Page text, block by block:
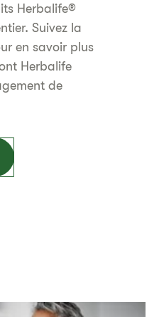
Herbalife®
Suivez la
en savoir plus
Herbalife
de